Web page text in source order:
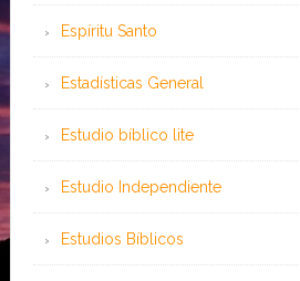
Espíritu Santo
Estadísticas General
Estudio bíblico lite
Estudio Independiente
Estudios Bíblicos